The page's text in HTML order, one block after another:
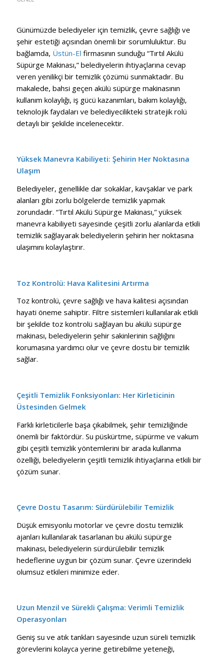
Günümüzde belediyeler için temizlik, çevre sağlığı ve
şehir estetiği açısından önemli bir sorumluluktur. Bu
bağlamda, Üstün-El firmasının sunduğu “Tırtıl Akülü
Süpürge Makinası,” belediyelerin ihtiyaçlarına cevap
veren yenilikçi bir temizlik çözümü sunmaktadır. Bu
makalede, bahsi geçen akülü süpürge makinasının
kullanım kolaylığı, iş gücü kazanımları, bakım kolaylığı,
teknolojik faydaları ve belediyecilikteki stratejik rolü
detaylı bir şekilde incelenecektir.
Yüksek Manevra Kabiliyeti: Şehirin Her Noktasına
Ulaşım
Belediyeler, genellikle dar sokaklar, kavşaklar ve park
alanları gibi zorlu bölgelerde temizlik yapmak
zorundadır. “Tırtıl Akülü Süpürge Makinası,” yüksek
manevra kabiliyeti sayesinde çeşitli zorlu alanlarda etkili
temizlik sağlayarak belediyelerin şehirin her noktasına
ulaşımını kolaylaştırır.
Toz Kontrolü: Hava Kalitesini Artırma
Toz kontrolü, çevre sağlığı ve hava kalitesi açısından
hayati öneme sahiptir. Filtre sistemleri kullanılarak etkili
bir şekilde toz kontrolü sağlayan bu akülü süpürge
makinası, belediyelerin şehir sakinlerinin sağlığını
korumasına yardımcı olur ve çevre dostu bir temizlik
sağlar.
Çeşitli Temizlik Fonksiyonları: Her Kirleticinin
Üstesinden Gelmek
Farklı kirleticilerle başa çıkabilmek, şehir temizliğinde
önemli bir faktördür. Su püskürtme, süpürme ve vakum
gibi çeşitli temizlik yöntemlerini bir arada kullanma
özelliği, belediyelerin çeşitli temizlik ihtiyaçlarına etkili bir
çözüm sunar.
Çevre Dostu Tasarım: Sürdürülebilir Temizlik
Düşük emisyonlu motorlar ve çevre dostu temizlik
ajanları kullanılarak tasarlanan bu akülü süpürge
makinası, belediyelerin sürdürülebilir temizlik
hedeflerine uygun bir çözüm sunar. Çevre üzerindeki
olumsuz etkileri minimize eder.
Uzun Menzil ve Sürekli Çalışma: Verimli Temizlik
Operasyonları
Geniş su ve atık tankları sayesinde uzun süreli temizlik
görevlerini kolayca yerine getirebilme yeteneği,